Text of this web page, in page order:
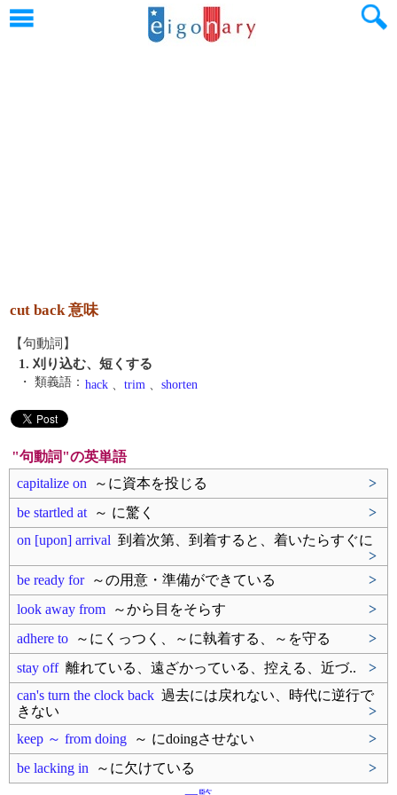
cut back 意味
【句動詞】
1. 刈り込む、短くする
・ 類義語： hack 、 trim 、 shorten
"句動詞"の英単語
capitalize on ～に資本を投じる
>
be startled at ～ に驚く
>
on [upon] arrival 到着次第、到着すると、着いたらすぐに
>
be ready for～の用意・準備ができている
>
look away from ～から目をそらす
>
adhere to ～にくっつく、～に執着する、～を守る
>
stay off離れている、遠ざかっている、控える、近づ..
>
can's turn the clock back 過去には戻れない、時代に逆行で
きない
>
keep ～ from doing ～ にdoingさせない
>
be lacking in ～に欠けている
>